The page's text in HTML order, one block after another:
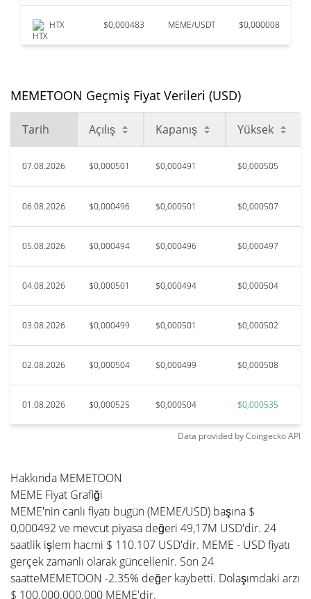
HTX $0,000483 MEME/USDT $0,000008
MEMETOON Geçmiş Fiyat Verileri (USD)
Tarih Açılış Kapanış Yüksek
07.08.2026 $0,000501 $0,000491 $0,000505
06.08.2026 $0,000496 $0,000501 $0,000507
05.08.2026 $0,000494 $0,000496 $0,000497
04.08.2026 $0,000501 $0,000494 $0,000504
03.08.2026 $0,000499 $0,000501 $0,000502
02.08.2026 $0,000504 $0,000499 $0,000508
01.08.2026 $0,000525 $0,000504 $0,000535
Data provided byCoingeckoAPI
Hakkında MEMETOON
MEME Fiyat Grafiği
MEME'nin canlı fiyatı bugün (MEME/USD) başına $
0,000492 ve mevcut piyasa değeri 49,17M USD'dir. 24
saatlik işlem hacmi $ 110.107 USD'dir. MEME - USD fiyatı
gerçek zamanlı olarak güncellenir. Son 24
saatteMEMETOON -2.35% değer kaybetti. Dolaşımdaki arzı
$ 100.000.000.000 MEME'dir.